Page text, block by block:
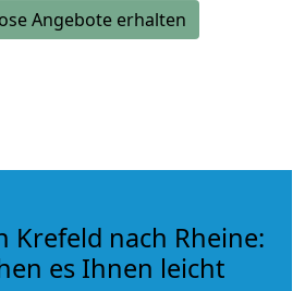
Angebote erhalten
Krefeld nach Rheine:
es Ihnen leicht